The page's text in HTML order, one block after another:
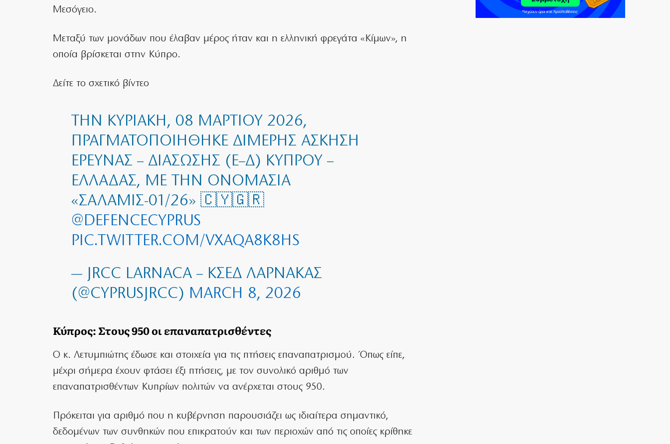
Μεσόγειο.
Μεταξύ των μονάδων που έλαβαν μέρος ήταν και η ελληνική φρεγάτα «Κίμων», η
οποία βρίσκεται στην Κύπρο.
Δείτε το σχετικό βίντεο
ΤΗΝ ΚΥΡΙΑΚΉ, 08 ΜΑΡΤΊΟΥ 2026,
ΠΡΑΓΜΑΤΟΠΟΙΉΘΗΚΕ ΔΙΜΕΡΉΣ ΆΣΚΗΣΗ
ΈΡΕΥΝΑΣ – ΔΙΆΣΩΣΗΣ (Ε–Δ) ΚΎΠΡΟΥ –
ΕΛΛΆΔΑΣ, ΜΕ ΤΗΝ ΟΝΟΜΑΣΊΑ
«ΣΑΛΑΜΙΣ-01/26» 🇨🇾🇬🇷
@DEFENCECYPRUS
PIC.TWITTER.COM/VXAQA8K8HS
— JRCC LARNACA – ΚΣΕΔ ΛΆΡΝΑΚΑΣ
(@CYPRUSJRCC) MARCH 8, 2026
Κύπρος: Στους 950 οι επαναπατρισθέντες
Ο κ. Λετυμπιώτης έδωσε και στοιχεία για τις πτήσεις επαναπατρισμού. Όπως είπε,
μέχρι σήμερα έχουν φτάσει έξι πτήσεις, με τον συνολικό αριθμό των
επαναπατρισθέντων Κυπρίων πολιτών να ανέρχεται στους 950.
Πρόκειται για αριθμό που η κυβέρνηση παρουσιάζει ως ιδιαίτερα σημαντικό,
δεδομένων των συνθηκών που επικρατούν και των περιοχών από τις οποίες κρίθηκε
Μεταναστευτικό, φωτιές και κυβερνητική